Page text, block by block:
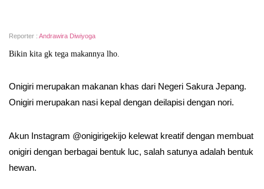
Reporter : Andrawira Diwiyoga
Bikin kita gk tega makannya lho.
Onigiri merupakan makanan khas dari Negeri Sakura Jepang.
Onigiri merupakan nasi kepal dengan deilapisi dengan nori.
Akun Instagram @onigirigekijo kelewat kreatif dengan membuat
onigiri dengan berbagai bentuk luc, salah satunya adalah bentuk
hewan.